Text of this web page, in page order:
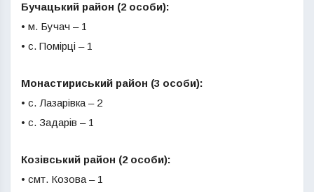
Бучацький район (2 особи):
• м. Бучач – 1
• с. Помірці – 1
Монастириський район (3 особи):
• с. Лазарівка – 2
• с. Задарів – 1
Козівський район (2 особи):
• смт. Козова – 1